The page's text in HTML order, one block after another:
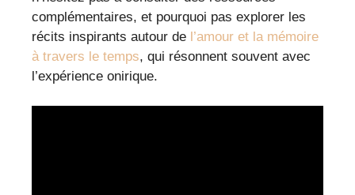
complémentaires, et pourquoi pas explorer les
récits inspirants autour de l’amour et la mémoire
à travers le temps, qui résonnent souvent avec
l’expérience onirique.